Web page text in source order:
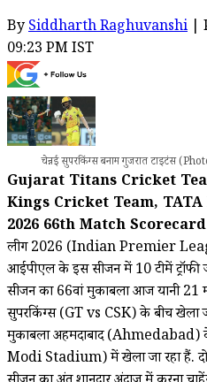
BySiddharth Raghuvanshi |
09:23 PM IST
चेन्नई सुपरकिंग्स बनाम गुजरात टाइटंस
Gujarat Titans Cricket
Kings Cricket Team,
2026 66th Match
लीग 2026 (Indian Premier
आईपीएल के इस सीजन में 10 टीमें ट्रॉफी
सीजन का 66वां मुकाबला आज यानी 21
सुपरकिंग्स (GT vs CSK) के बीच खेला
मुकाबला अहमदाबाद (Ahmedabad)
Modi Stadium) में खेला जा रहा हैं.